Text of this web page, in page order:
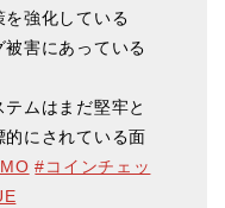
強化している
害にあっている
ムはまだ堅牢と
にされている面
#コインチェッ